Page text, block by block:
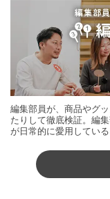
編集部員が、商品やグ
たりして徹底検証。編
が日常的に愛用してい